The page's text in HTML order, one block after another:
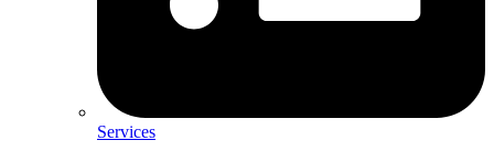
Services